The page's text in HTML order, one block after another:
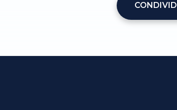
CONDIVIDI